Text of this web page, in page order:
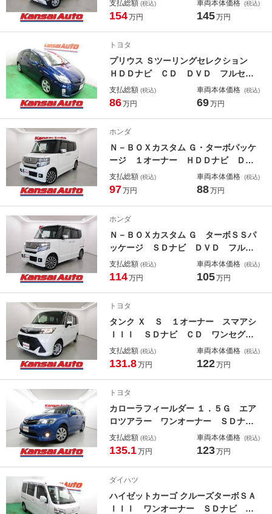
グ バックカメラ ドラレコ ＥＴ
フォグ オートハイビーム ルーフコ
ンソール
支払総額 (税込)
154万円
車両本体価格 (税込)
145万円
トヨタ
プリウス Ｓツーリングセレクション
ＨＤＤナビ ＣＤ ＤＶＤ フルセ
グ Ｂｌｕｅｔｏｏｔｈ ビルトイン
ＥＴＣ ドラレコ バックカメラ ヘ
ォグ シートリフター １７アルミ
支払総額 (税込)
86万円
車両本体価格 (税込)
69万円
ホンダ
Ｎ－ＢＯＸカスタム Ｇ・ターボパッケ
ージ １オーナー ＨＤＤナビ ＤＶ
Ｄ フルセグ Ｂｌｕｅｔｏｏｔｈ
バックカメラ クルコン Ｐシフト
ライト ＨＩＤ フォグ スマートキ
ー
支払総額 (税込)
97万円
車両本体価格 (税込)
88万円
ホンダ
Ｎ－ＢＯＸカスタム Ｇ ターボＳＳパ
ッケージ ＳＤナビ ＤＶＤ フルセ
グ Ｂｌｕｅｔｏｏｔｈ ドラレコ
ＥＴＣ ＣＴＢＡ ＡＢＳ Ｂカメ
グ 両側電動ドア シートリフター
１５アルミ
支払総額 (税込)
114万円
車両本体価格 (税込)
105万円
トヨタ
タンク Ｘ Ｓ １オーナー スマアシ
ＩＩＩ ＳＤナビ ＣＤ ワンセグ
Ｂｌｕｅｔｏｏｔｈ ソナー ＥＴ
Ｃ ドラレコ バックカメラ ステア
トハイビーム
支払総額 (税込)
131.8万円
車両本体価格 (税込)
122万円
トヨタ
カローラフィールダー １．５Ｇ エア
ロツアラー ワンオーナー ＳＤナ
ビ ＤＶＤ フルセグ Ｂｌｕｅｔｏ
ｏｔｈ Ｂカメラ Ａストップ ビル
ト ＨＩＤ フォグ シートリフタ
ー 電格ミラー
支払総額 (税込)
135.1万円
車両本体価格 (税込)
123万円
ダイハツ
ハイゼットカーゴ クルーズターボＳＡ
ＩＩＩ ワンオーナー ＳＤナビ Ｃ